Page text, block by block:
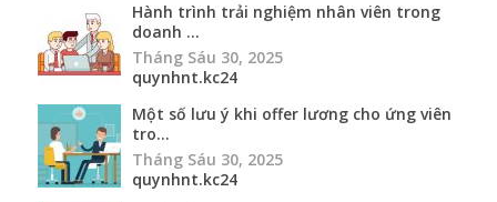
Hành trình trải nghiệm nhân viên trong
doanh ...
Tháng Sáu 30, 2025
quynhnt.kc24
Một số lưu ý khi offer lương cho ứng viên
tro...
Tháng Sáu 30, 2025
quynhnt.kc24